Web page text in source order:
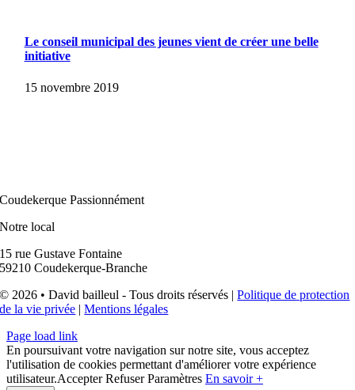
Le conseil municipal des jeunes vient de créer une belle
initiative
15 novembre 2019
Coudekerque Passionnément
Notre local
15 rue Gustave Fontaine
59210 Coudekerque-Branche
© 2026 • David bailleul - Tous droits réservés |Politique de protection
de la vie privée |Mentions légales
Page load link
En poursuivant votre navigation sur notre site, vous acceptez
l'utilisation de cookies permettant d'améliorer votre expérience
utilisateur.Accepter Refuser Paramètres En savoir +